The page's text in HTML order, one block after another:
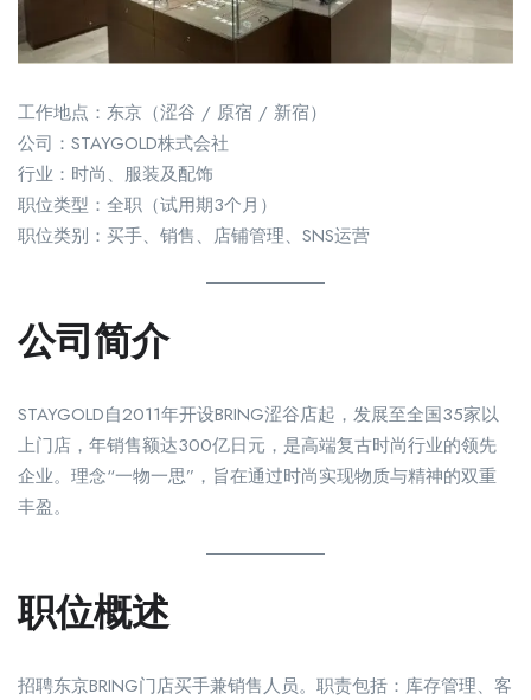
工作地点：东京（涩谷 / 原宿 / 新宿）
公司：STAYGOLD株式会社
行业：时尚、服装及配饰
职位类型：全职（试用期3个月）
职位类别：买手、销售、店铺管理、SNS运营
公司简介
STAYGOLD自2011年开设BRING涩谷店起，发展至全国35家以
上门店，年销售额达300亿日元，是高端复古时尚行业的领先
企业。理念“一物一思”，旨在通过时尚实现物质与精神的双重
丰盈。
职位概述
招聘东京BRING门店买手兼销售人员。职责包括：库存管理、客